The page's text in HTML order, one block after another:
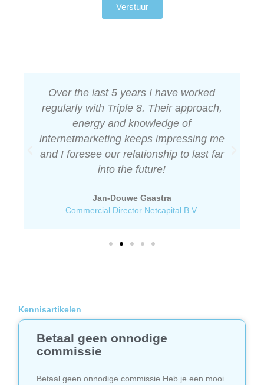
Verstuur
Over the last 5 years I have worked
regularly with Triple 8. Their approach,
energy and knowledge of
internetmarketing keeps impressing me
and I foresee our relationship to last far
into the future!
Jan-Douwe Gaastra
Commercial Director Netcapital B.V.
Kennisartikelen
Betaal geen onnodige
commissie
Betaal geen onnodige commissie Heb je een mooi